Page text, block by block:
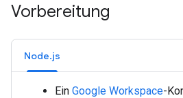
Vorbereitung
Node.js
Ein Google Workspace-